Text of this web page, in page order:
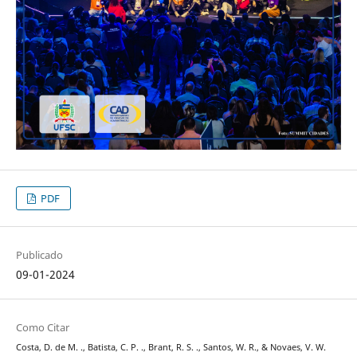
PDF
Publicado
09-01-2024
Como Citar
Costa, D. de M. ., Batista, C. P. ., Brant, R. S. ., Santos, W. R., & Novaes, V. W.